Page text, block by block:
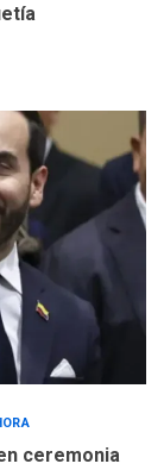
ceremonia